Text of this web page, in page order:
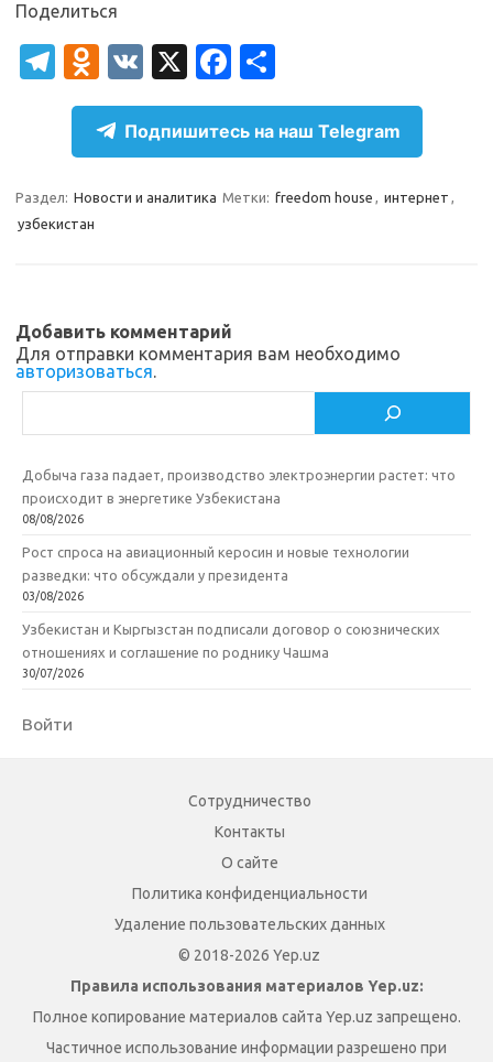
Поделиться
T
el
gr
a
m
O
d
n
o
kl
i
V
K
X
Fa
c
e
b
o
т
п
р
а
ь
Подпишитесь на наш Telegram
Раздел: Новости и аналитика Метки: freedom house , интернет ,
узбекистан
Добавить комментарий
Для отправки комментария вам необходимо
авторизоваться.
Добыча газа падает, производство электроэнергии растет: что
происходит в энергетике Узбекистана
08/08/2026
Рост спроса на авиационный керосин и новые технологии
разведки: что обсуждали у президента
03/08/2026
Узбекистан и Кыргызстан подписали договор о союзнических
отношениях и соглашение по роднику Чашма
30/07/2026
Войти
Сотрудничество
Контакты
О сайте
Политика конфиденциальности
Удаление пользовательских данных
© 2018-2026 Yep.uz
Правила использования материалов Yep.uz:
Полное копирование материалов сайта Yep.uz запрещено.
Частичное использование информации разрешено при